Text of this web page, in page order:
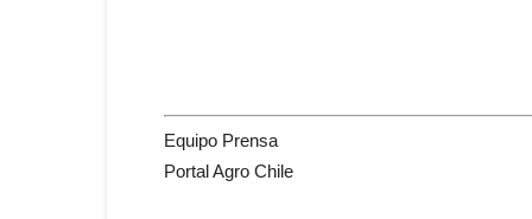
Equipo Prensa
Portal Agro Chile